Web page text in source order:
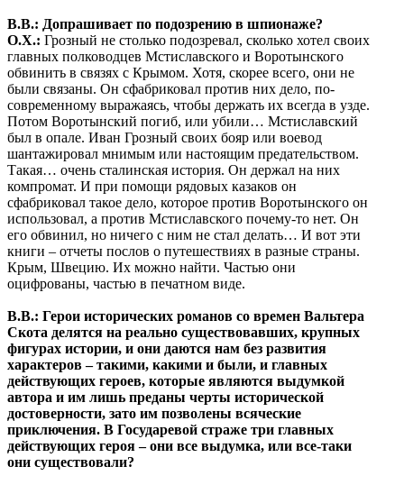
В.В.: Допрашивает по подозрению в шпионаже?
О.Х.: Грозный не столько подозревал, сколько хотел своих
главных полководцев Мстиславского и Воротынского
обвинить в связях с Крымом. Хотя, скорее всего, они не
были связаны. Он сфабриковал против них дело, по-
современному выражаясь, чтобы держать их всегда в узде.
Потом Воротынский погиб, или убили… Мстиславский
был в опале. Иван Грозный своих бояр или воевод
шантажировал мнимым или настоящим предательством.
Такая… очень сталинская история. Он держал на них
компромат. И при помощи рядовых казаков он
сфабриковал такое дело, которое против Воротынского он
использовал, а против Мстиславского почему-то нет. Он
его обвинил, но ничего с ним не стал делать… И вот эти
книги – отчеты послов о путешествиях в разные страны.
Крым, Швецию. Их можно найти. Частью они
оцифрованы, частью в печатном виде.
В.В.: Герои исторических романов со времен Вальтера
Скота делятся на реально существовавших, крупных
фигурах истории, и они даются нам без развития
характеров – такими, какими и были, и главных
действующих героев, которые являются выдумкой
автора и им лишь преданы черты исторической
достоверности, зато им позволены всяческие
приключения. В Государевой страже три главных
действующих героя – они все выдумка, или все-таки
они существовали?